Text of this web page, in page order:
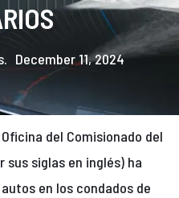
December 11, 2024
del Comisionado del
sus siglas en inglés) ha
en los condados de